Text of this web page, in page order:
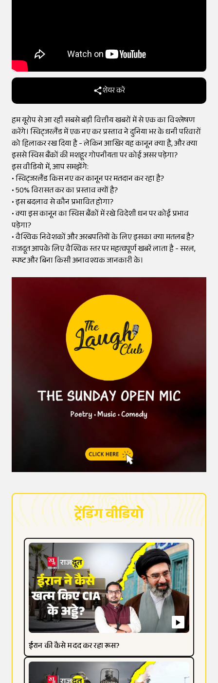
शेयर करें
हम यूरोप से आ रही सबसे बड़ी वित्तीय खबरों में से एक का विश्लेषण
करेंगे। स्विट्जरलैंड में एक नए कर प्रस्ताव ने दुनिया भर के धनी परिवारों
को हिलाकर रख दिया है - लेकिन आखिर यह कानून क्या है, और क्या
इससे स्विस बैंकों की मशहूर गोपनीयता पर कोई असर पड़ेगा?
इस वीडियो में, आप समझेंगे:
• स्विट्जरलैंड किस नए कर कानून पर मतदान कर रहा है?
• 50% विरासत कर का प्रस्ताव क्यों है?
• इस बदलाव से कौन प्रभावित होगा?
• क्या इस कानून का स्विस बैंकों में रखे विदेशी धन पर कोई प्रभाव
पड़ेगा?
• वैश्विक निवेशकों और अरबपतियों के लिए इसका क्या मतलब है?
राजदूत आपके लिए वैश्विक स्तर पर महत्वपूर्ण खबरें लाता है - सरल,
स्पष्ट और बिना किसी अनावश्यक जानकारी के।
ट्रेंडिंग वीडियो
ईरान की कैसे मदद कर रहा रूस?